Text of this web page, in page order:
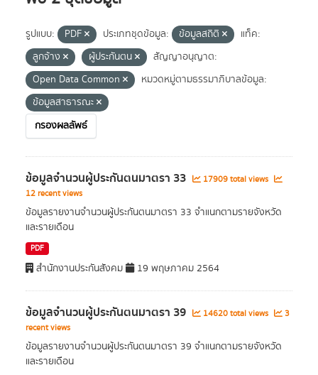
รูปแบบ: PDF ประเภทชุดข้อมูล: ข้อมูลสถิติ
แท็ค:
ลูกจ้าง
ผู้ประกันตน
สัญญาอนุญาต:
Open Data Common
หมวดหมู่ตามธรรมาภิบาลข้อมูล:
ข้อมูลสาธารณะ
กรองผลลัพธ์
ข้อมูลจำนวนผู้ประกันตนมาตรา 33
17909 total views
12 recent views
ข้อมูลรายงานจำนวนผู้ประกันตนมาตรา 33 จำแนกตามรายจังหวัด
และรายเดือน
PDF
สำนักงานประกันสังคม 19 พฤษภาคม 2564
ข้อมูลจำนวนผู้ประกันตนมาตรา 39 14620 total views
3
recent views
ข้อมูลรายงานจำนวนผู้ประกันตนมาตรา 39 จำแนกตามรายจังหวัด
และรายเดือน